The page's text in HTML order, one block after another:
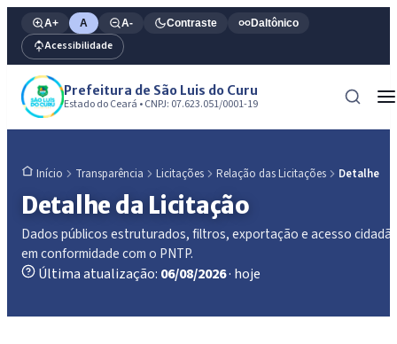
A+ A A- Contraste Daltônico
Acessibilidade
Prefeitura de São Luis do Curu
Estado do Ceará • CNPJ: 07.623.051/0001-19
Início Transparência Licitações Relação das Licitações Detalhe
Detalhe da Licitação
Dados públicos estruturados, filtros, exportação e acesso
em conformidade com o PNTP.
Última atualização: 06/08/2026· hoje